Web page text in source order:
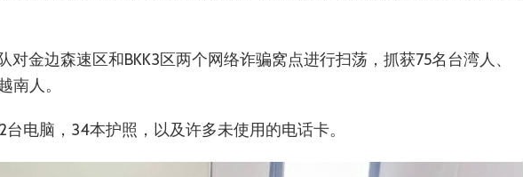
对金边森速区和BKK3区两个网络诈骗窝点进行扫荡，抓获75名台湾人、
南人。
台电脑，34本护照，以及许多未使用的电话卡。